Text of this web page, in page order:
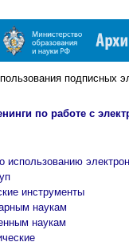
подписных
по работе с
использованию
инструменты
наукам
наукам